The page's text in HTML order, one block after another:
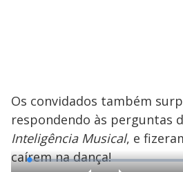
Os convidados também
respondendo às perguntas
Inteligência Musical, e
caírem na dança!
L
o